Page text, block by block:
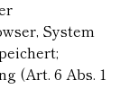
System
(Art. 6 Abs. 1